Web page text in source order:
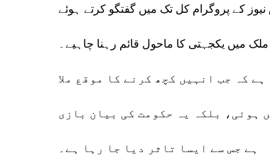
کے پروگرام کل تک میں گفتگو کرتے ہوئے
میں یکجہتی کا ماحول قائم رہنا چاہیے۔
کہ جب انہیں کچھ کرنے کا موقع ملا
ہوئی، بلکہ یہ حکومت کی بیان بازی
ہے جس سے ایسا تاثر دیا جا رہا ہے۔